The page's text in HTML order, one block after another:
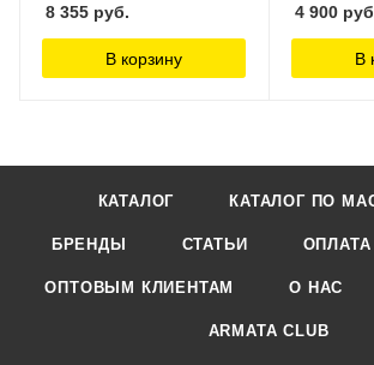
8 355 руб.
В корзину
4 900
В
КАТАЛОГ КАТАЛОГ ПО
БРЕНДЫ СТАТЬИ
ОПТОВЫМ КЛИЕНТАМ О НАС
ARMATA CLUB